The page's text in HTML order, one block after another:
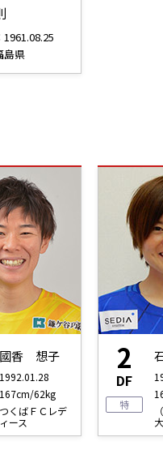
島県
國香 想子
1992.01.28
167cm/62kg
つくばＦＣレデ
ィース
2
DF
特